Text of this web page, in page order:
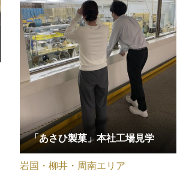
「あさひ製菓」本社工場見学
岩国・柳井・周南エリア